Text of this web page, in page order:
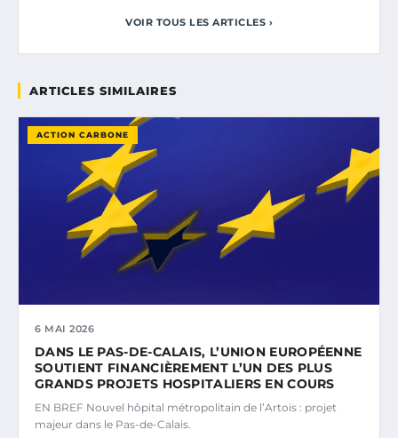
VOIR TOUS LES ARTICLES ›
ARTICLES SIMILAIRES
ACTION CARBONE
6 MAI 2026
DANS LE PAS-DE-CALAIS, L’UNION EUROPÉENNE
SOUTIENT FINANCIÈREMENT L’UN DES PLUS
GRANDS PROJETS HOSPITALIERS EN COURS
EN BREF Nouvel hôpital métropolitain de l’Artois : projet
majeur dans le Pas-de-Calais.